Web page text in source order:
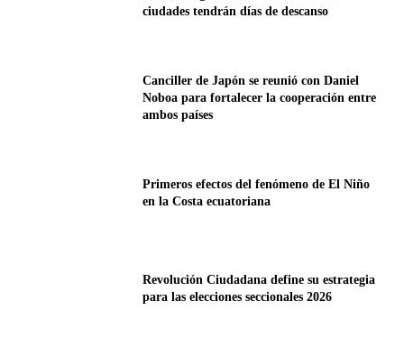
ciudades tendrán días de descanso
Canciller de Japón se reunió con Daniel
Noboa para fortalecer la cooperación entre
ambos países
Primeros efectos del fenómeno de El Niño
en la Costa ecuatoriana
Revolución Ciudadana define su estrategia
para las elecciones seccionales 2026